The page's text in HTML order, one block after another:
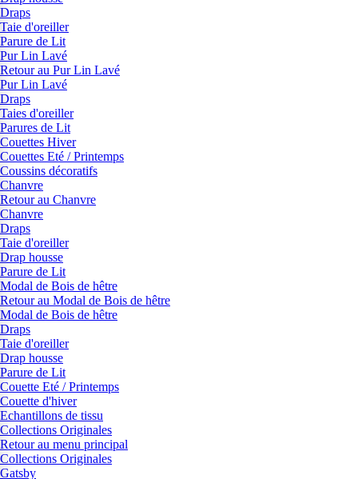
Draps
Taie d'oreiller
Parure de Lit
Pur Lin Lavé
Retour au Pur Lin Lavé
Pur Lin Lavé
Draps
Taies d'oreiller
Parures de Lit
Couettes Hiver
Couettes Eté / Printemps
Coussins décoratifs
Chanvre
Retour au Chanvre
Chanvre
Draps
Taie d'oreiller
Drap housse
Parure de Lit
Modal de Bois de hêtre
Retour au Modal de Bois de hêtre
Modal de Bois de hêtre
Draps
Taie d'oreiller
Drap housse
Parure de Lit
Couette Eté / Printemps
Couette d'hiver
Echantillons de tissu
Collections Originales
Retour au menu principal
Collections Originales
Gatsby